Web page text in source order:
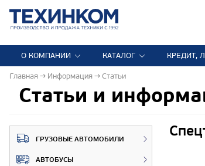
О КОМПАНИИ КАТАЛОГ КРЕДИТ,
Главная Информация Статьи
Статьи и
ГРУЗОВЫЕ АВТОМОБИЛИ
АВТОБУСЫ